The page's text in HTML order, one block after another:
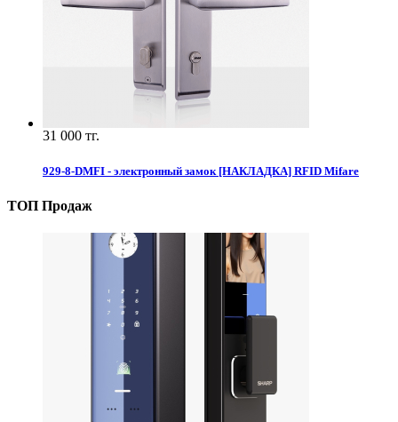
31 000 тг.
929-8-DMFI - электронный замок [НАКЛАДКА] RFID Mifare
ТОП Продаж